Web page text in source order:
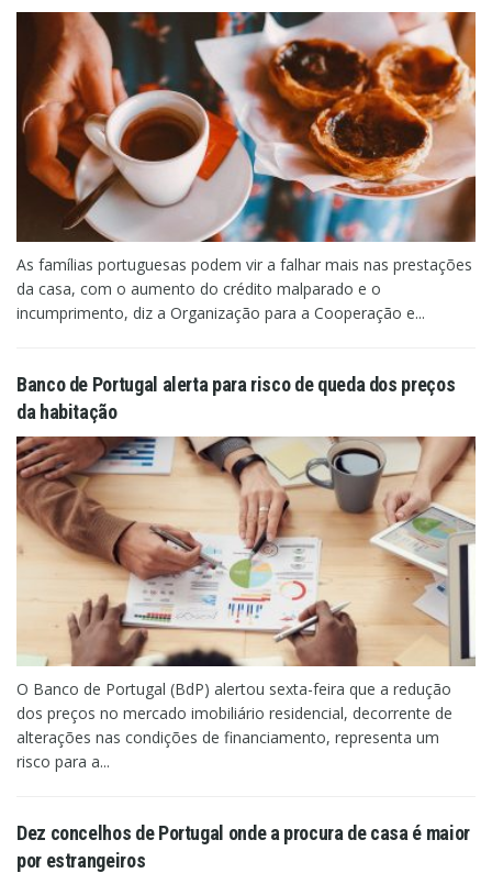
As famílias portuguesas podem vir a falhar mais nas prestações
da casa, com o aumento do crédito malparado e o
incumprimento, diz a Organização para a Cooperação e...
Banco de Portugal alerta para risco de queda dos preços
da habitação
O Banco de Portugal (BdP) alertou sexta-feira que a redução
dos preços no mercado imobiliário residencial, decorrente de
alterações nas condições de financiamento, representa um
risco para a...
Dez concelhos de Portugal onde a procura de casa é maior
por estrangeiros